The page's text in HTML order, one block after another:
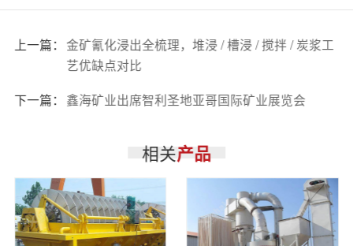
上一篇： 金矿氰化浸出全梳理，堆浸 / 槽浸 / 搅拌 / 炭浆工
艺优缺点对比
下一篇： 鑫海矿业出席智利圣地亚哥国际矿业展览会
相关产品